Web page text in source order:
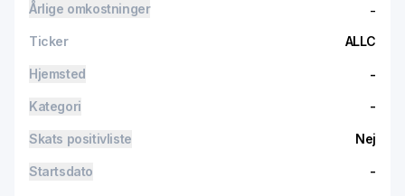
Årlige omkostninger -
Ticker ALLC
Hjemsted -
Kategori -
Skats positivliste Nej
Startsdato -